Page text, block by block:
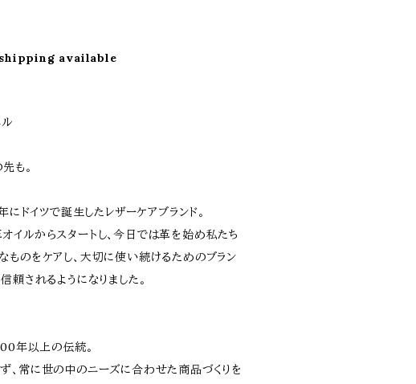
available
も。
にドイツで誕生したレザーケアブランド｡
イルからスタートし､今日では革を始め私たち
ものをケアし、大切に使い続けるためのブラン
頼されるようになりました｡
年以上の伝統｡
､常に世の中のニーズに合わせた商品づくりを